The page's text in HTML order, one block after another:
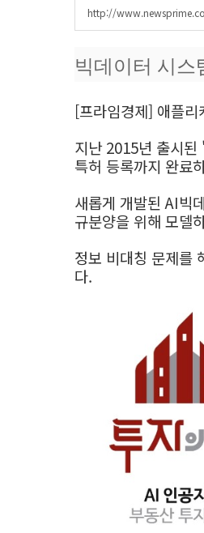
http://
빅데이터 시스
[프라임경제] 애플
지난 2015년 출시
특허 등록까지 완료
새롭게 개발된 AI빅
규분양을 위해 모델
정보 비대칭 문제를
다.